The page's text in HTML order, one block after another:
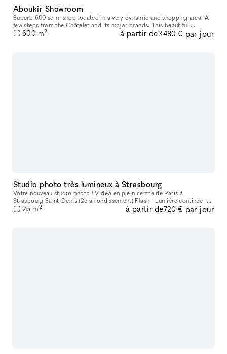
Aboukir Showroom
Superb 600 sq m shop located in a very dynamic and shopping area. A
few steps from the Châtelet and its major brands. This beautiful,
perfectly modular, well-equipped space of 80m² and composed of t
600 m2 à partir de3 480 € par jour
Studio photo très lumineux à Strasbourg
Votre nouveau studio photo / Vidéo en plein centre de Paris à
Strasbourg Saint-Denis (2e arrondissement) Flash - Lumière continue -
Lumière naturel Le studio se loue avec tout son équipement inclus
25 m2 à partir de720 € par jour